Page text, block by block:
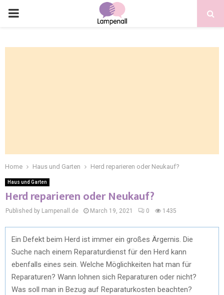
Home Haus und Garten Herd reparieren oder Neukauf?
Haus und Garten
Herd reparieren oder Neukauf?
Published by Lampenall.de March 19, 2021 0 1435
Ein Defekt beim Herd ist immer ein großes Ärgernis. Die
Suche nach einem Reparaturdienst für den Herd kann
ebenfalls eines sein. Welche Möglichkeiten hat man für
Reparaturen? Wann lohnen sich Reparaturen oder nicht?
Was soll man in Bezug auf Reparaturkosten beachten?